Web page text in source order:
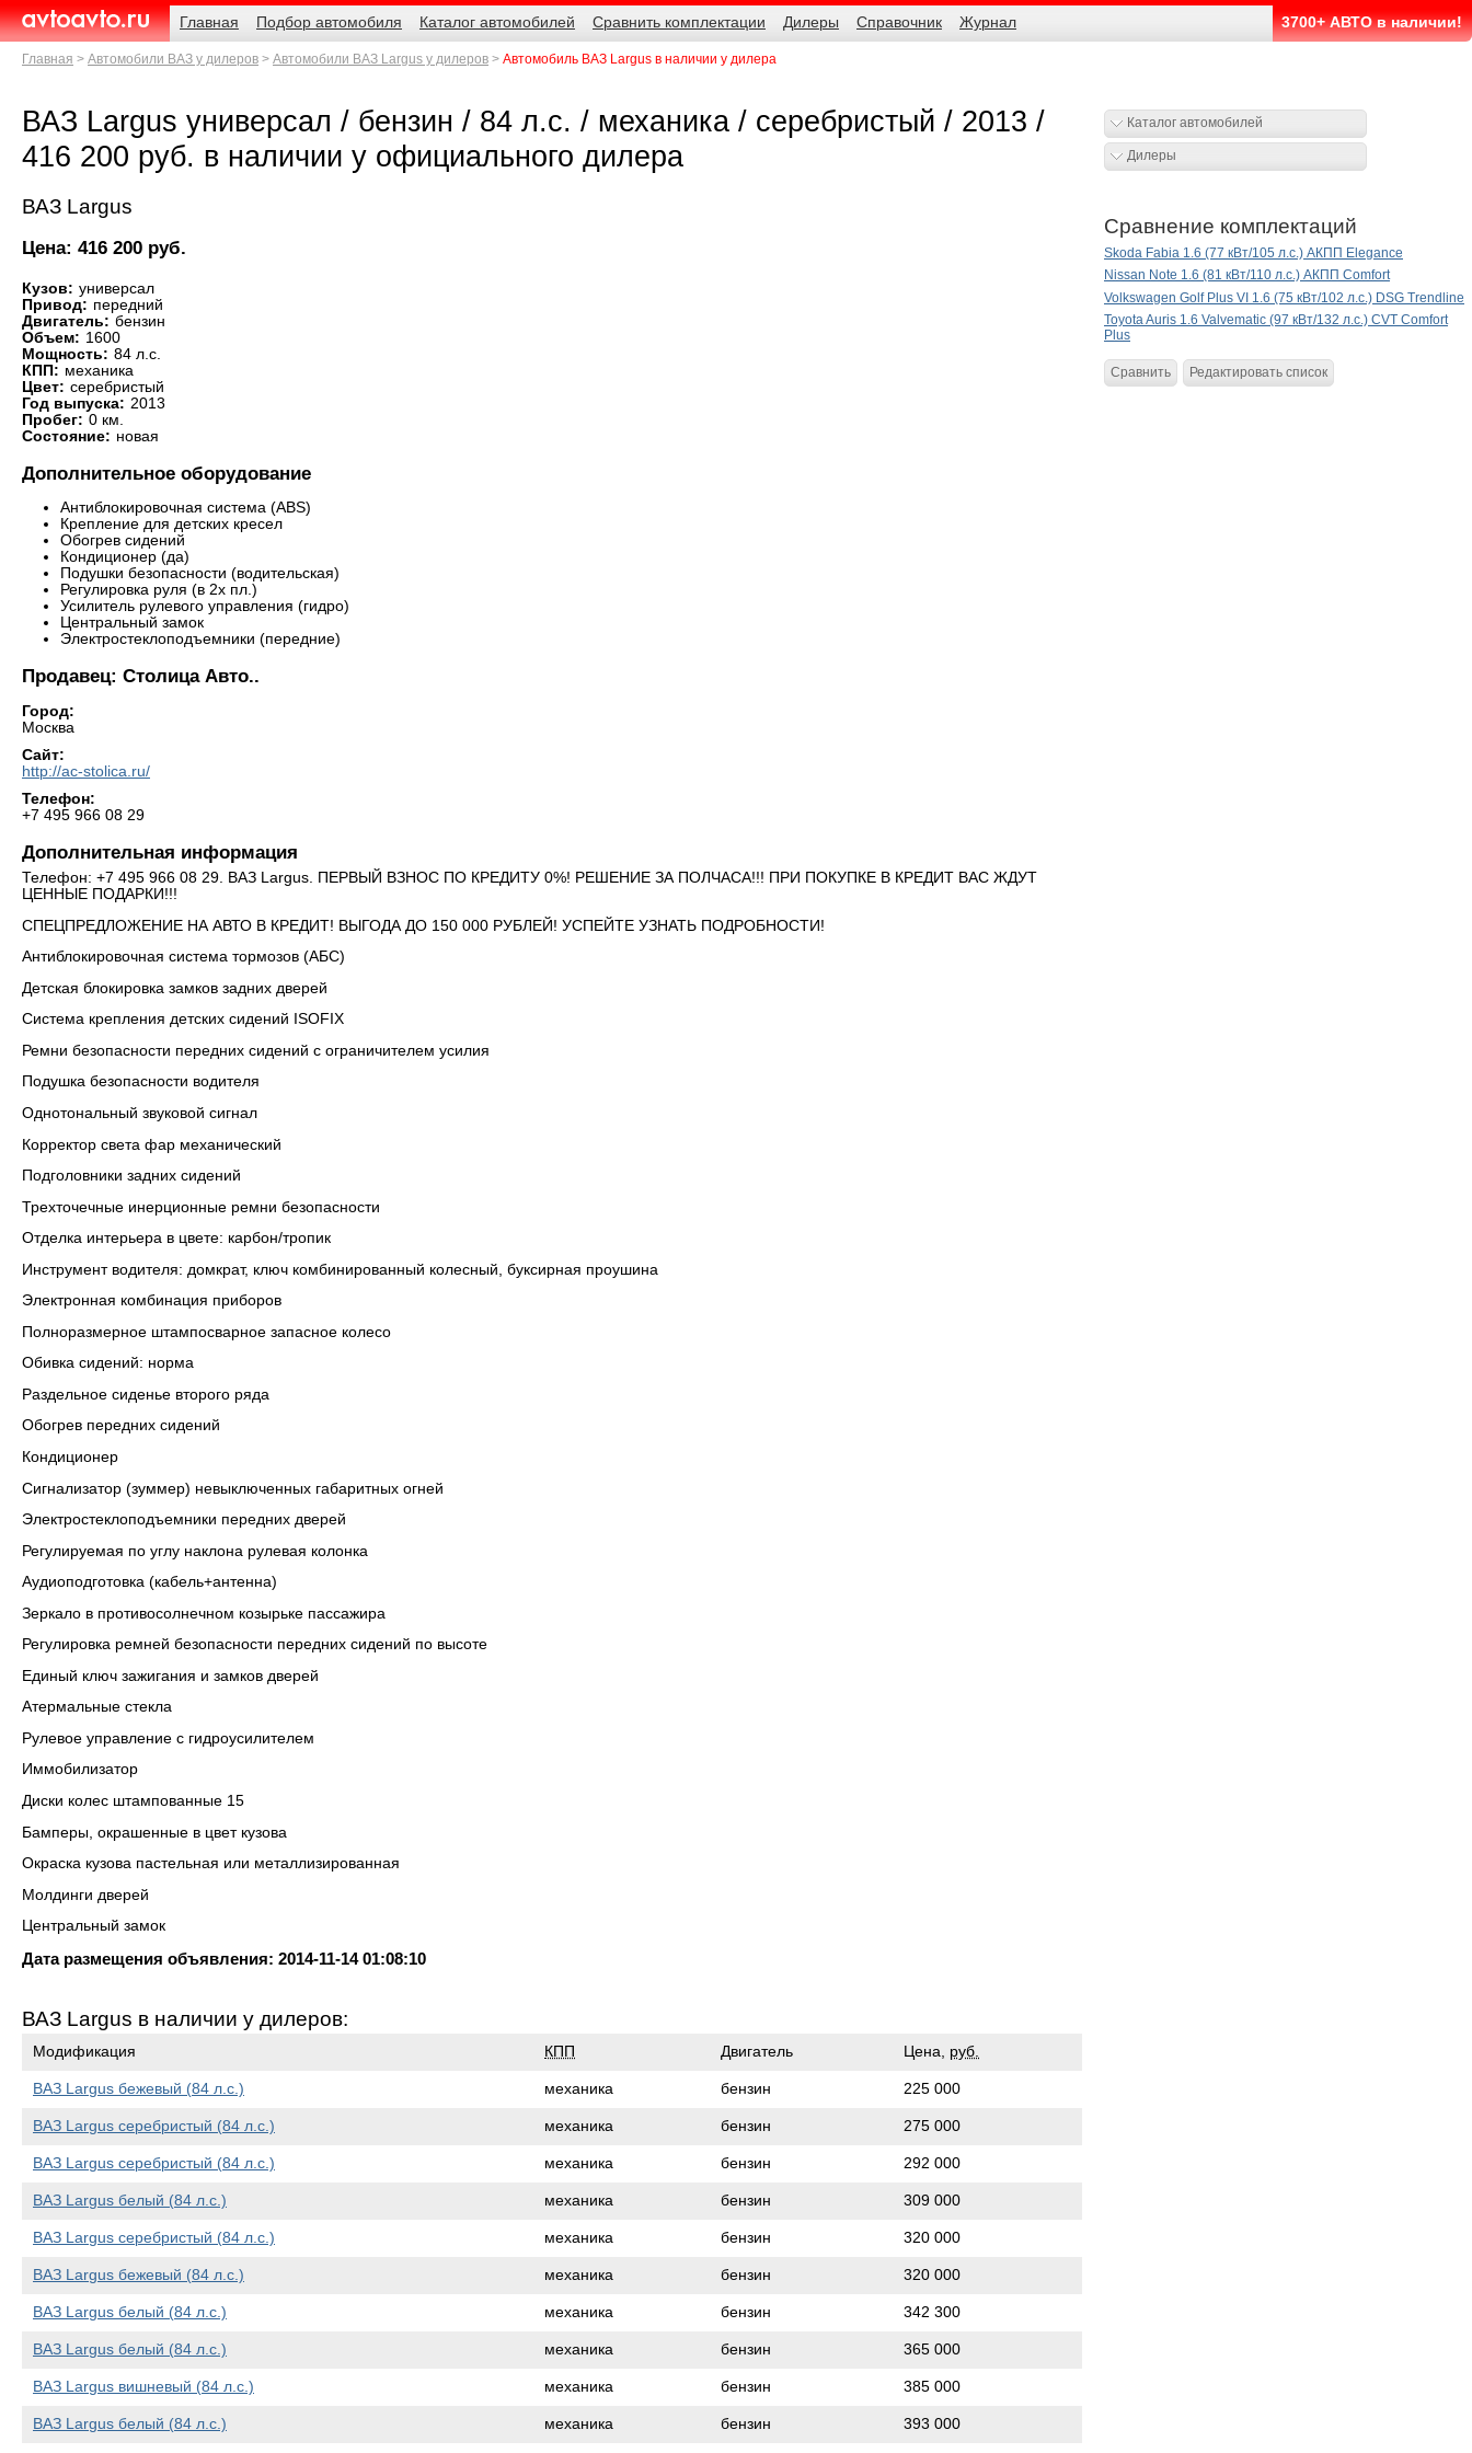
AvtoAvto.ru
Навигация
Главная
Подбор автомобиля Каталог автомобилей Сравнить комплектации Дилеры Справочник Журнал 3700+ АВТО в наличии!
Родительские
страницы
Главная Автомобили ВАЗ у дилеров Автомобили ВАЗ Largus у дилеров Автомобиль ВАЗ Largus в наличии у дилера
ВАЗ Largus универсал / бензин / 84 л.с. / механика / серебристый / 2013 /
416 200 руб. в наличии у официального дилера
ВАЗ Largus
Цена: 416 200 руб.
Кузов: универсал
Привод: передний
Двигатель: бензин
Объем: 1600
Мощность: 84 л.с.
КПП: механика
Цвет: серебристый
Год выпуска: 2013
Пробег: 0 км.
Состояние: новая
Дополнительное оборудование
Антиблокировочная система (ABS)
Крепление для детских кресел
Обогрев сидений
Кондиционер (да)
Подушки безопасности (водительская)
Регулировка руля (в 2х пл.)
Усилитель рулевого управления (гидро)
Центральный замок
Электростеклоподъемники (передние)
Продавец: Столица Авто..
Город:
Москва
Сайт:
http://ac-stolica.ru/
Телефон:
+7 495 966 08 29
Дополнительная информация
Телефон: +7 495 966 08 29. ВАЗ Largus. ПЕРВЫЙ ВЗНОС ПО КРЕДИТУ 0%! РЕШЕНИЕ ЗА ПОЛЧАСА!!! ПРИ ПОКУПКЕ В КРЕДИТ ВАС ЖДУТ
ЦЕННЫЕ ПОДАРКИ!!!
СПЕЦПРЕДЛОЖЕНИЕ НА АВТО В КРЕДИТ! ВЫГОДА ДО 150 000 РУБЛЕЙ! УСПЕЙТЕ УЗНАТЬ ПОДРОБНОСТИ!
Антиблокировочная система тормозов (АБС)
Детская блокировка замков задних дверей
Система крепления детских сидений ISOFIX
Ремни безопасности передних сидений с ограничителем усилия
Подушка безопасности водителя
Однотональный звуковой сигнал
Корректор света фар механический
Подголовники задних сидений
Трехточечные инерционные ремни безопасности
Отделка интерьера в цвете: карбон/тропик
Инструмент водителя: домкрат, ключ комбинированный колесный, буксирная проушина
Электронная комбинация приборов
Полноразмерное штампосварное запасное колесо
Обивка сидений: норма
Раздельное сиденье второго ряда
Обогрев передних сидений
Кондиционер
Сигнализатор (зуммер) невыключенных габаритных огней
Электростеклоподъемники передних дверей
Регулируемая по углу наклона рулевая колонка
Аудиоподготовка (кабель+антенна)
Зеркало в противосолнечном козырьке пассажира
Регулировка ремней безопасности передних сидений по высоте
Единый ключ зажигания и замков дверей
Атермальные стекла
Рулевое управление с гидроусилителем
Иммобилизатор
Диски колес штампованные 15
Бамперы, окрашенные в цвет кузова
Окраска кузова пастельная или металлизированная
Молдинги дверей
Центральный замок
Дата размещения объявления: 2014-11-14 01:08:10
ВАЗ Largus в наличии у дилеров:
Модификация КПП Двигатель Цена, руб.
ВАЗ Largus бежевый (84 л.с.) механика бензин 225 000
ВАЗ Largus серебристый (84 л.с.) механика бензин 275 000
ВАЗ Largus серебристый (84 л.с.) механика бензин 292 000
ВАЗ Largus белый (84 л.с.) механика бензин 309 000
ВАЗ Largus серебристый (84 л.с.) механика бензин 320 000
ВАЗ Largus бежевый (84 л.с.) механика бензин 320 000
ВАЗ Largus белый (84 л.с.) механика бензин 342 300
ВАЗ Largus белый (84 л.с.) механика бензин 365 000
ВАЗ Largus вишневый (84 л.с.) механика бензин 385 000
ВАЗ Largus белый (84 л.с.) механика бензин 393 000
Каталог автомобилей
Дилеры
Сравнение комплектаций
Skoda Fabia 1.6 (77 кВт/105 л.с.) АКПП Elegance
Nissan Note 1.6 (81 кВт/110 л.с.) АКПП Comfort
Volkswagen Golf Plus VI 1.6 (75 кВт/102 л.с.) DSG Trendline
Toyota Auris 1.6 Valvematic (97 кВт/132 л.с.) CVT Comfort
Plus
Сравнить Редактировать список